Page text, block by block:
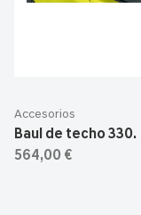
Accesorios
Baul de techo 330.
564,00 €